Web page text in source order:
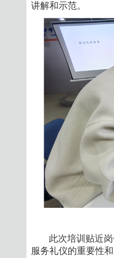
讲解和示范。
此次培训贴近岗
服务礼仪的重要性